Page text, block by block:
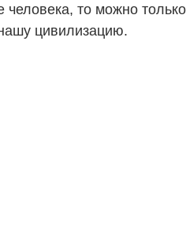
то можно
цивилизацию.